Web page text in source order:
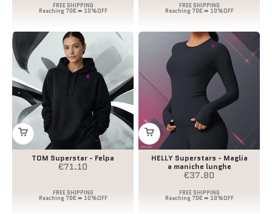
TOM Superstar - Felpa
Prezzo scontato
€71.10
HELLY Superstars - Maglia
a maniche lunghe
Prezzo scontato
€37.80